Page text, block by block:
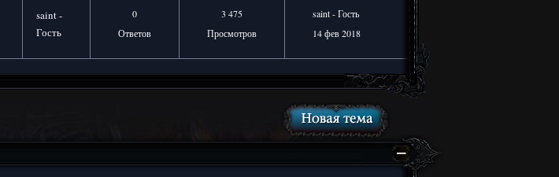
saint -
Гость
0
Ответов
3 475
Просмотров
saint - Гость
14 фев 2018